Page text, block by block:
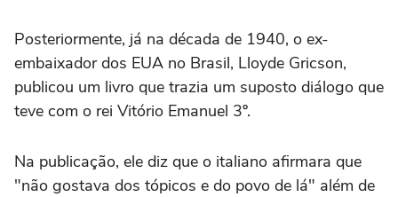
Posteriormente, já na década de 1940, o ex-
embaixador dos EUA no Brasil, Lloyde Gricson,
publicou um livro que trazia um suposto diálogo que
teve com o rei Vitório Emanuel 3º.
Na publicação, ele diz que o italiano afirmara que
"não gostava dos tópicos e do povo de lá" além de